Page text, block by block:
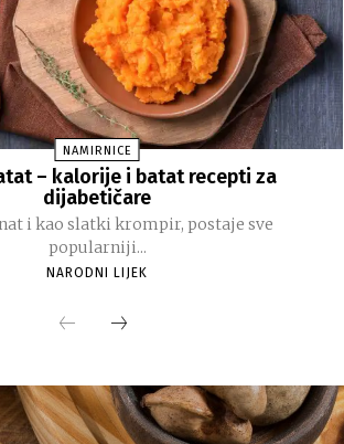
NAMIRNICE
– kalorije i batat recepti za
dijabetičare
i kao slatki krompir, postaje sve
popularniji...
NARODNI LIJEK